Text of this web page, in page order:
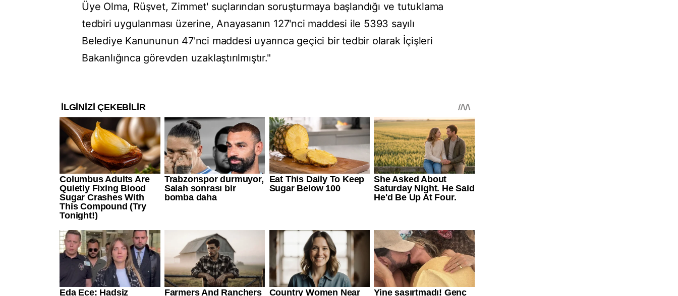
Üye Olma, Rüşvet, Zimmet' suçlarından soruşturmaya başlandığı ve tutuklama
tedbiri uygulanması üzerine, Anayasanın 127'nci maddesi ile 5393 sayılı
Belediye Kanununun 47'nci maddesi uyarınca geçici bir tedbir olarak İçişleri
Bakanlığınca görevden uzaklaştırılmıştır."